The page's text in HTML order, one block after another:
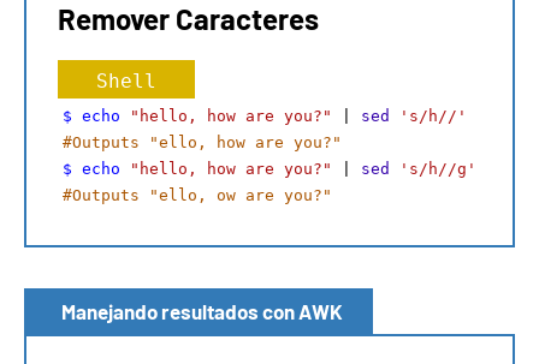
Remover Caracteres
Shell
$ echo "hello, how are you?" sed
's/h//'
#Outputs "ello, how are you?"
$ echo
"hello, how are you?" sed
's/h//g'
#Outputs "ello, ow are you?"
Manejando resultados con AWK